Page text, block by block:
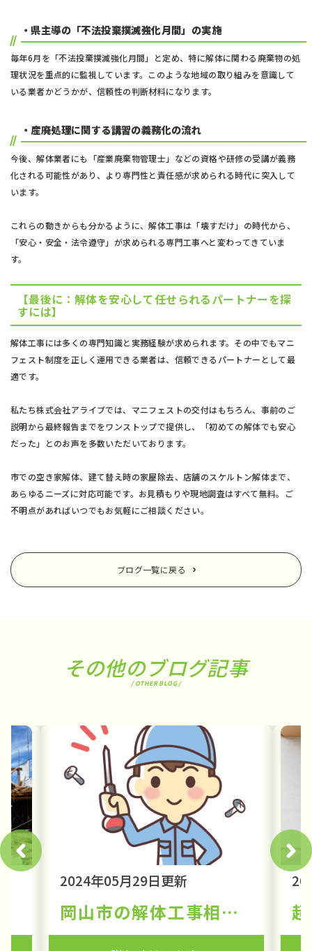
・県主導の「不法投棄撲滅強化月間」の実施
毎年6月を「不法投棄撲滅強化月間」と定め、特に解体に関わる廃棄物の処
理状況を重点的に監視しています。このような地域の取り組みを意識して
いる業者かどうかが、信頼性の判断材料になります。
・産廃処理に関する講習の義務化の流れ
今後、解体業者にも「産業廃棄物管理士」などの資格や研修の受講が義務
化される可能性があり、より専門性と責任感が求められる時代に突入して
います。
これらの動きからも分かるように、解体工事は「壊すだけ」の時代から、
「安心・安全・法令遵守」が求められる専門工事へと変わってきていま
す。
【最後に：解体を安心して任せられるパートナーを探
すには】
解体工事には多くの専門知識と実務経験が求められます。その中でもマニ
フェスト制度を正しく運用できる業者は、信頼できるパートナーとして最
適です。
私たち株式会社アライブでは、マニフェストの交付はもちろん、事前のご
説明から最終報告までをワンストップで提供し、「初めての解体でも安心
だった」とのお声を多数いただいております。
市での空き家解体、建て替え時の家屋除去、店舗のスケルトン解体まで、
あらゆるニーズに対応可能です。お見積もりや現地調査はすべて無料。ご
不明点があればいつでもお気軽にご相談ください。
ブログ一覧に戻る
その他のブログ記事
/ OTHER BLOG /
2024年05月29日更新
岡山市の解体工事相場を徹底解説！コスト削減のための賢い選択肢とは【社長が100%対応の解体会社｜岡山の解体工事はアライブ】